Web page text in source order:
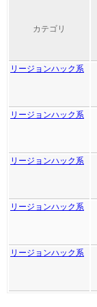
カテゴリ
リージョンハック系
リージョンハック系
リージョンハック系
リージョンハック系
リージョンハック系